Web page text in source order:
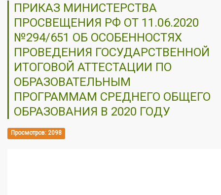
ПРИКАЗ МИНИСТЕРСТВА
ПРОСВЕЩЕНИЯ РФ ОТ 11.06.2020
№294/651 ОБ ОСОБЕННОСТЯХ
ПРОВЕДЕНИЯ ГОСУДАРСТВЕННОЙ
ИТОГОВОЙ АТТЕСТАЦИИ ПО
ОБРАЗОВАТЕЛЬНЫМ
ПРОГРАММАМ СРЕДНЕГО ОБЩЕГО
ОБРАЗОВАНИЯ В 2020 ГОДУ
Просмотров: 2098